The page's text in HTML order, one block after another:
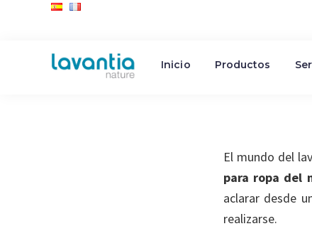
Inicio Productos
El mundo del
para ropa del
aclarar desde
realizarse.